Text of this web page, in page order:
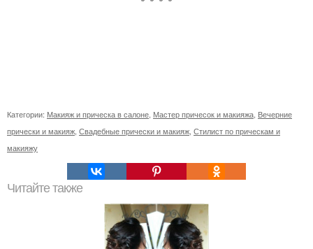
Категории: Макияж и прическа в салоне Мастер причесок и макияжа Вечерние
прически и макияж Свадебные прически и макияж Стилист по прическам и
макияжу
Читайте также